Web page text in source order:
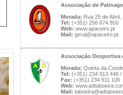
Associação de
Morada: Rua 25 de
Tel: (+351) 256 674 850
Web: www.apaveiro.pt
Mail: geral@apaveiro.pt
Associação Desportiva
Morada: Quinta da
Tel: (+351) 234 913 448
Fax: (+351) 234 911 106
Web:
Mail: